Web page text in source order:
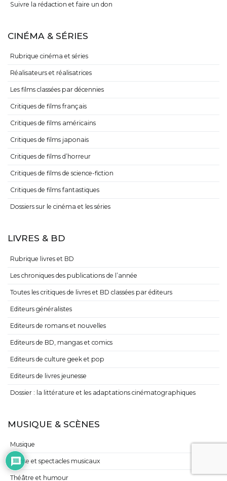
Suivre la rédaction et faire un don
CINÉMA & SÉRIES
Rubrique cinéma et séries
Réalisateurs et réalisatrices
Les films classées par décennies
Critiques de films français
Critiques de films américains
Critiques de films japonais
Critiques de films d’horreur
Critiques de films de science-fiction
Critiques de films fantastiques
Dossiers sur le cinéma et les séries
LIVRES & BD
Rubrique livres et BD
Les chroniques des publications de l’année
Toutes les critiques de livres et BD classées par éditeurs
Editeurs généralistes
Editeurs de romans et nouvelles
Editeurs de BD, mangas et comics
Editeurs de culture geek et pop
Editeurs de livres jeunesse
Dossier : la littérature et les adaptations cinématographiques
MUSIQUE & SCÈNES
Musique
Danse et spectacles musicaux
Théâtre et humour